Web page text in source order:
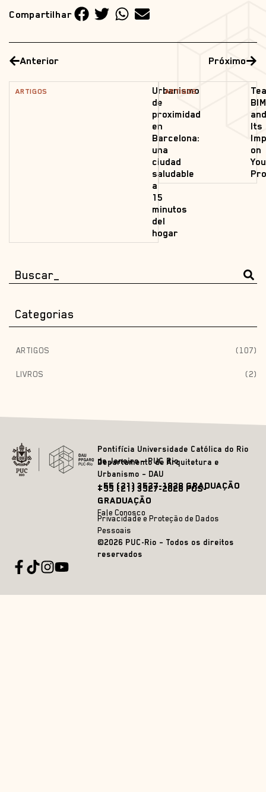
Compartilhar
Anterior
ARTIGOS
Urbanismo
de
proximidad
en
Barcelona:
una
ciudad
saludable
a
15
minutos
del
hogar
Próximo
ARTIGOS
BIM
and
Its
on
Categorias
ARTIGOS (107)
LIVROS (2)
Pontifícia Universidade Católica do Rio
de Janeiro – PUC Rio
Departamento de Arquitetura e
Urbanismo – DAU
+55 (21) 3527-1828 GRADUAÇÃO
+55 (21) 3527-2628 PÓS-
GRADUAÇÃO
Fale Conosco
Privacidade e Proteção de Dados
Pessoais
©2026 PUC-Rio – Todos os direitos
reservados